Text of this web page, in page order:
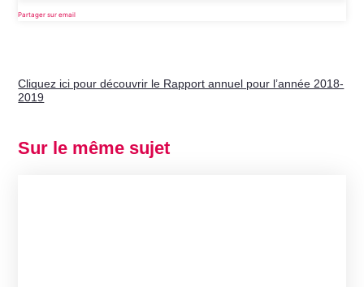
Partager sur email
Cliquez ici pour découvrir le Rapport annuel pour l’année 2018-
2019
Sur le même sujet